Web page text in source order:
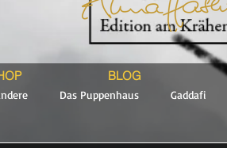
BLOG
Das Puppenhaus Gaddafi